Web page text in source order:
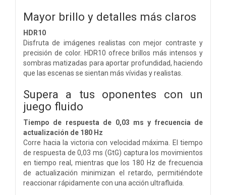
Mayor brillo y detalles más claros
HDR10
Disfruta de imágenes realistas con mejor contraste y
precisión de color. HDR10 ofrece brillos más intensos y
sombras matizadas para aportar profundidad, haciendo
que las escenas se sientan más vívidas y realistas.
Supera a tus oponentes con un
juego fluido
Tiempo de respuesta de 0,03 ms y frecuencia de
actualización de 180 Hz
Corre hacia la victoria con velocidad máxima. El tiempo
de respuesta de 0,03 ms (GtG) captura los movimientos
en tiempo real, mientras que los 180 Hz de frecuencia
de actualización minimizan el retardo, permitiéndote
reaccionar rápidamente con una acción ultrafluida.